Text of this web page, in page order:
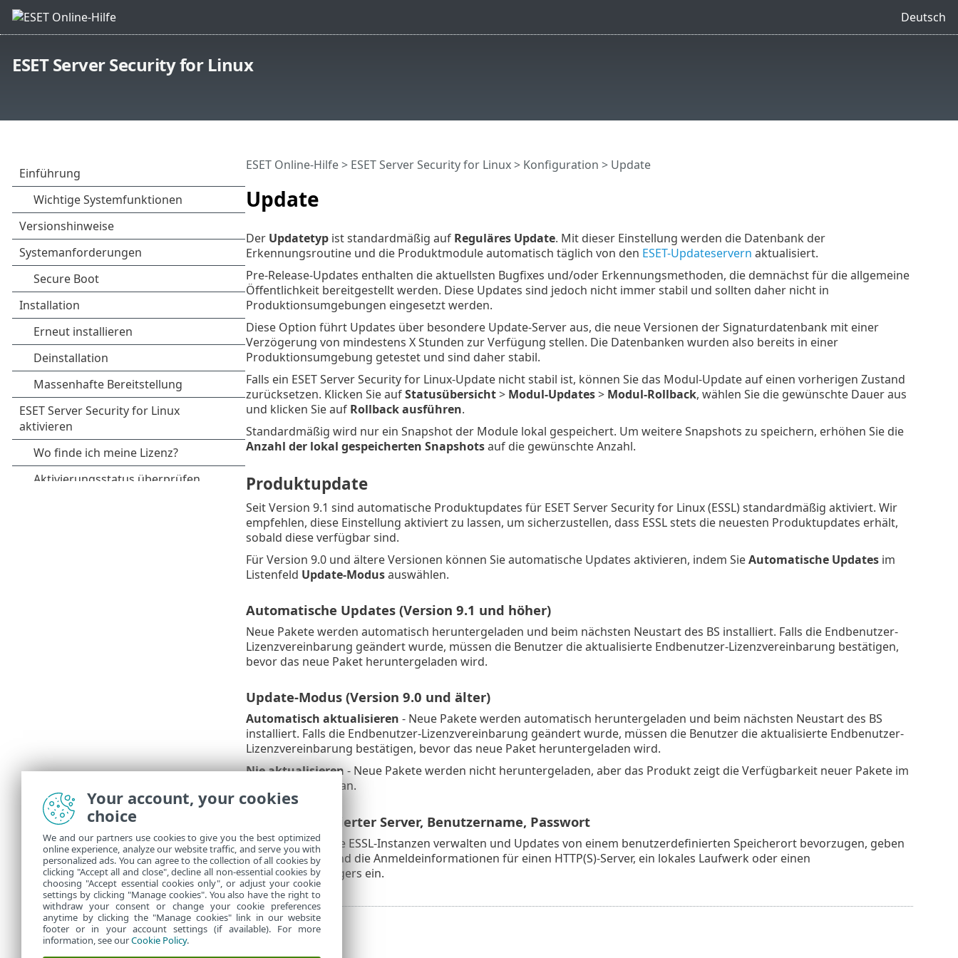
Deutsch
ESET Server Security for Linux
Update
ESET Online-Hilfe> ESET Server Security for Linux> Konfiguration > Update
Der Updatetypist standardmäßig auf Reguläres Update. Mit dieser Einstellung werden die Datenbank der
Erkennungsroutine und die Produktmodule automatisch täglich von den ESET-Updateservern aktualisiert.
Pre-Release-Updates enthalten die aktuellsten Bugfixes und/oder Erkennungsmethoden, die demnächst für die allgemeine
Öffentlichkeit bereitgestellt werden. Diese Updates sind jedoch nicht immer stabil und sollten daher nicht in
Produktionsumgebungen eingesetzt werden.
Diese Option führt Updates über besondere Update-Server aus, die neue Versionen der Signaturdatenbank mit einer
Verzögerung von mindestens X Stunden zur Verfügung stellen. Die Datenbanken wurden also bereits in einer
Produktionsumgebung getestet und sind daher stabil.
Falls ein ESET Server Security for Linux-Update nicht stabil ist, können Sie das Modul-Update auf einen vorherigen Zustand
zurücksetzen. Klicken Sie aufStatusübersicht> Modul-Updates> Modul-Rollback, wählen Sie die gewünschte Dauer aus
und klicken Sie auf Rollback ausführen.
Standardmäßig wird nur ein Snapshot der Module lokal gespeichert. Um weitere Snapshots zu speichern, erhöhen Sie die
Anzahl der lokal gespeicherten Snapshotsauf die gewünschte Anzahl.
Produktupdate
Seit Version 9.1 sind automatische Produktupdates für ESET Server Security for Linux (ESSL) standardmäßig aktiviert. Wir
empfehlen, diese Einstellung aktiviert zu lassen, um sicherzustellen, dass ESSL stets die neuesten Produktupdates erhält,
sobald diese verfügbar sind.
Für Version 9.0 und ältere Versionen können Sie automatische Updates aktivieren, indem SieAutomatische Updatesim
Listenfeld Update-Modusauswählen.
Automatische Updates (Version 9.1 und höher)
Neue Pakete werden automatisch heruntergeladen und beim nächsten Neustart des BS installiert. Falls die Endbenutzer-
Lizenzvereinbarung geändert wurde, müssen die Benutzer die aktualisierte Endbenutzer-Lizenzvereinbarung bestätigen,
bevor das neue Paket heruntergeladen wird.
Update-Modus (Version 9.0 und älter)
Automatisch aktualisieren - Neue Pakete werden automatisch heruntergeladen und beim nächsten Neustart des BS
installiert. Falls die Endbenutzer-Lizenzvereinbarung geändert wurde, müssen die Benutzer die aktualisierte Endbenutzer-
Lizenzvereinbarung bestätigen, bevor das neue Paket heruntergeladen wird.
Nie aktualisieren - Neue Pakete werden nicht heruntergeladen, aber das Produkt zeigt die Verfügbarkeit neuer Pakete im
an.
Benutzerdefinierter Server, Benutzername, Passwort
Wenn Sie mehrere ESSL-Instanzen verwalten und Updates von einem benutzerdefinierten Speicherort bevorzugen, geben
Sie die Adresse und die Anmeldeinformationen für einen HTTP(S)-Server, ein lokales Laufwerk oder einen
Wechseldatenträgers ein.
Your account, your cookies
choice
We and our partners use cookies to give you the best optimized
online experience, analyze our website traffic, and serve you with
personalized ads. You can agree to the collection of all cookies by
clicking "Accept all and close", decline all non-essential cookies by
choosing "Accept essential cookies only", or adjust your cookie
settings by clicking "Manage cookies". You also have the right to
withdraw your consent or change your cookie preferences
anytime by clicking the "Manage cookies" link in our website
footer or in your account settings (if available). For more
information, see ourCookie Policy.